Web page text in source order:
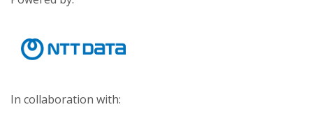
In collaboration with: